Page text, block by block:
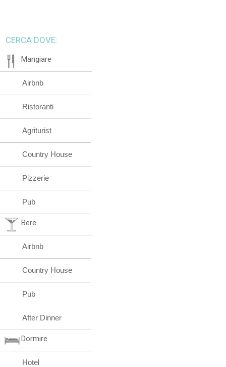
CERCA DOVE:
Mangiare
Airbnb
Ristoranti
Agriturist
Country House
Pizzerie
Pub
Bere
Airbnb
Country House
Pub
After Dinner
Dormire
Hotel